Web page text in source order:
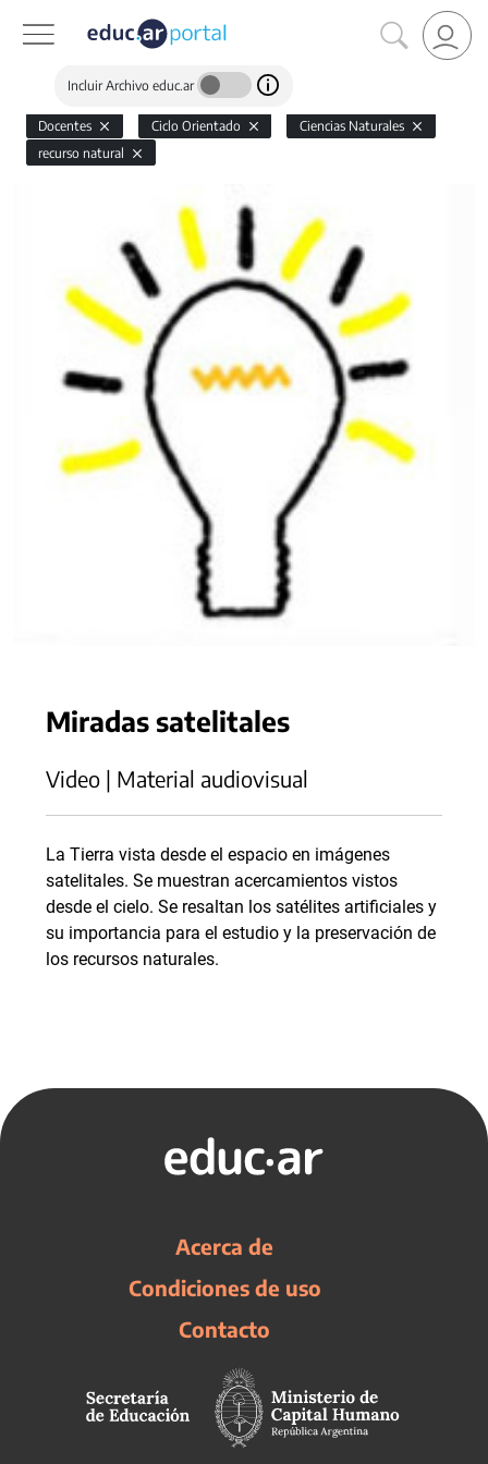
Incluir Archivo educ.ar
Docentes Ciclo Orientado
Ciencias Naturales
recurso natural
Miradas satelitales
Video | Material audiovisual
La Tierra vista desde el espacio en imágenes
satelitales. Se muestran acercamientos vistos
desde el cielo. Se resaltan los satélites artificiales y
su importancia para el estudio y la preservación de
los recursos naturales.
Acerca de
Condiciones de uso
Contacto